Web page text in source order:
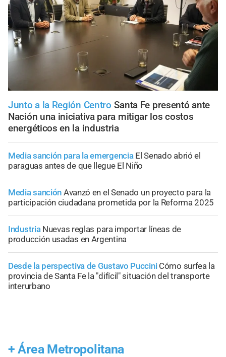
Junto a la Región Centro Santa Fe presentó ante
Nación una iniciativa para mitigar los costos
energéticos en la industria
Media sanción para la emergencia El Senado abrió el
paraguas antes de que llegue El Niño
Media sanción Avanzó en el Senado un proyecto para la
participación ciudadana prometida por la Reforma 2025
Industria Nuevas reglas para importar líneas de
producción usadas en Argentina
Desde la perspectiva de Gustavo Puccini Cómo surfea la
provincia de Santa Fe la "difícil" situación del transporte
interurbano
+ Área Metropolitana